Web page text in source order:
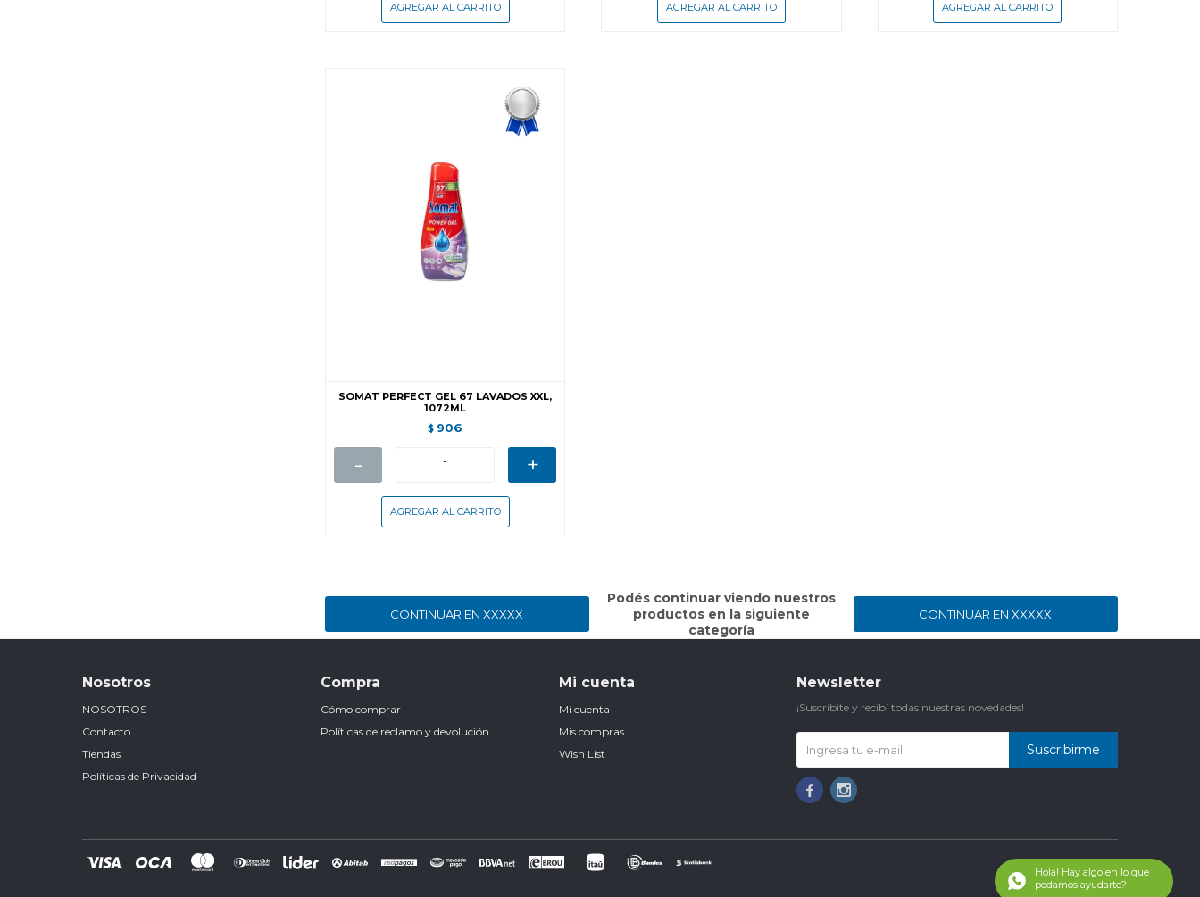
SOMAT PERFECT GEL 67 LAVADOS XXL,
1072ML
$ 906
- +
CONTINUAR EN XXXXX
Podés continuar viendo nuestros
productos en la siguiente
categoría
CONTINUAR EN XXXXX
Nosotros
NOSOTROS
Contacto
Tiendas
Políticas de Privacidad
Compra
Cómo comprar
Políticas de reclamo y devolución
Mi cuenta
Mi cuenta
Mis compras
Wish List
Newsletter
¡Suscribite y recibí todas nuestras novedades!
Suscribirme
 